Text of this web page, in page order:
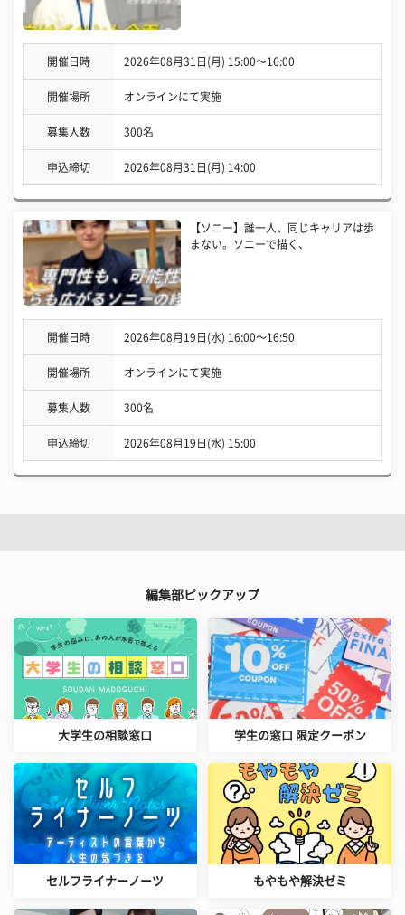
開催日時 2026年08月31日(月) 15:00〜16:00
開催場所 オンラインにて実施
募集人数 300名
申込締切 2026年08月31日(月) 14:00
【ソニー】誰一人、同じキャリアは歩
まない。ソニーで描く、
開催日時 2026年08月19日(水) 16:00〜16:50
開催場所 オンラインにて実施
募集人数 300名
申込締切 2026年08月19日(水) 15:00
編集部ピックアップ
大学生の相談窓口 学生の窓口 限定クーポン
セルフライナーノーツ もやもや解決ゼミ